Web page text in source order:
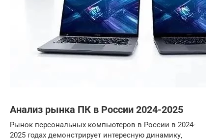
Анализ рынка ПК в России 2024-2025
Рынок персональных компьютеров в России в 2024-
2025 годах демонстрирует интересную динамику‚